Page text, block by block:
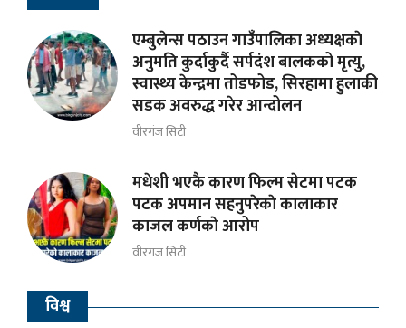
एम्बुलेन्स पठाउन गाउँपालिका अध्यक्षकाे
अनुमति कुर्दाकुर्दै सर्पदंश बालकको मृत्यु,
स्वास्थ्य केन्द्रमा तोडफोड, सिरहामा हुलाकी
सडक अवरुद्ध गरेर आन्दोलन
वीरगंज सिटी
मधेशी भएकै कारण फिल्म सेटमा पटक
पटक अपमान सहनुपरेकाे कालाकार
काजल कर्णकाे आरोप
वीरगंज सिटी
विश्व